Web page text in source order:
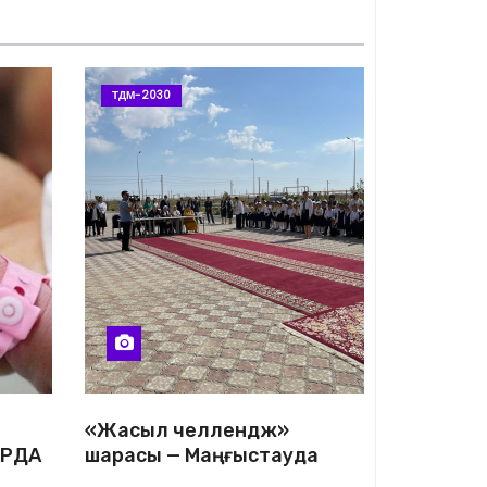
ТДМ-2030
«Жасыл челлендж»
шарасы — Маңғыстауда